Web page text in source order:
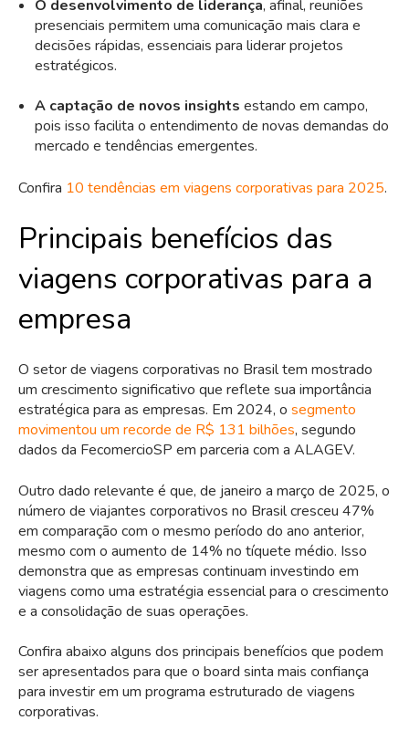
O desenvolvimento de liderança, afinal, reuniões
presenciais permitem uma comunicação mais clara e
decisões rápidas, essenciais para liderar projetos
estratégicos.
A captação de novos insights estando em campo,
pois isso facilita o entendimento de novas demandas do
mercado e tendências emergentes.
Confira 10 tendências em viagens corporativas para 2025.
Principais benefícios das
viagens corporativas para a
empresa
O setor de viagens corporativas no Brasil tem mostrado
um crescimento significativo que reflete sua importância
estratégica para as empresas. Em 2024, o segmento
movimentou um recorde de R$ 131 bilhões, segundo
dados da FecomercioSP em parceria com a ALAGEV.
Outro dado relevante é que, de janeiro a março de 2025, o
número de viajantes corporativos no Brasil cresceu 47%
em comparação com o mesmo período do ano anterior,
mesmo com o aumento de 14% no tíquete médio. Isso
demonstra que as empresas continuam investindo em
viagens como uma estratégia essencial para o crescimento
e a consolidação de suas operações.
Confira abaixo alguns dos principais benefícios que podem
ser apresentados para que o board sinta mais confiança
para investir em um programa estruturado de viagens
corporativas.